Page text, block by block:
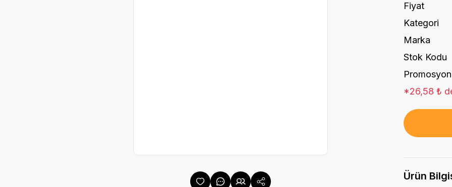
Fiyat
Kategori
Marka
Stok Kodu
Promosyon
*26,58 ₺
Ürün